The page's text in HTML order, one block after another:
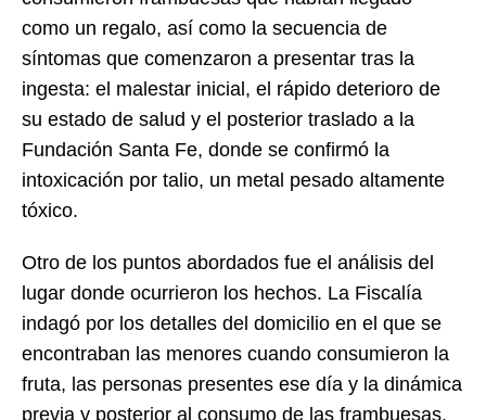
como un regalo, así como la secuencia de
síntomas que comenzaron a presentar tras la
ingesta: el malestar inicial, el rápido deterioro de
su estado de salud y el posterior traslado a la
Fundación Santa Fe, donde se confirmó la
intoxicación por talio, un metal pesado altamente
tóxico.
Otro de los puntos abordados fue el análisis del
lugar donde ocurrieron los hechos. La Fiscalía
indagó por los detalles del domicilio en el que se
encontraban las menores cuando consumieron la
fruta, las personas presentes ese día y la dinámica
previa y posterior al consumo de las frambuesas.